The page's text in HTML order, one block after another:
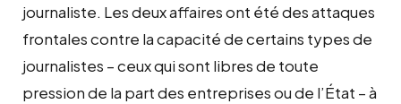
journaliste. Les deux affaires ont été des attaques
frontales contre la capacité de certains types de
journalistes – ceux qui sont libres de toute
pression de la part des entreprises ou de l’État – à